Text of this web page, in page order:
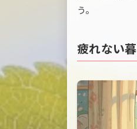
う。
疲れない